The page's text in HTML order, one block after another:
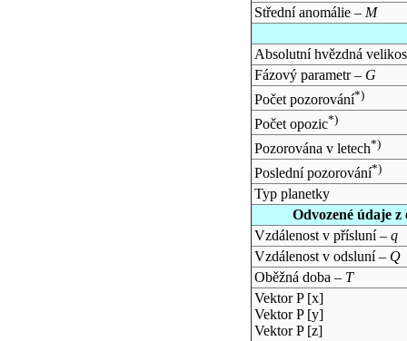
Střední anomálie – M
Absolutní hvězdná
Fázový parametr – G
Počet pozorování*)
Počet opozic*)
Pozorována v letech*)
Poslední pozorování*)
Typ planetky
Odvozené údaje
Vzdálenost v přísluní – q
Vzdálenost v odsluní – Q
Oběžná doba – T
Vektor P [x]
Vektor P [y]
Vektor P [z]